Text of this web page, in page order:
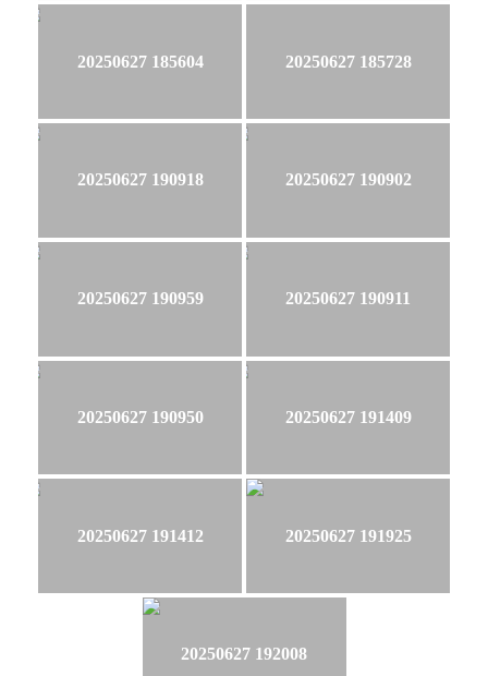
20250627 185604 20250627 185728
20250627 190918 20250627 190902
20250627 190959 20250627 190911
20250627 190950 20250627 191409
20250627 191412 20250627 191925
20250627 192008